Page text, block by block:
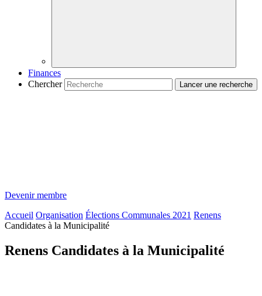
Finances
Chercher
Devenir membre
Accueil Organisation Élections Communales 2021 Renens
Candidates à la Municipalité
Renens Candidates à la Municipalité